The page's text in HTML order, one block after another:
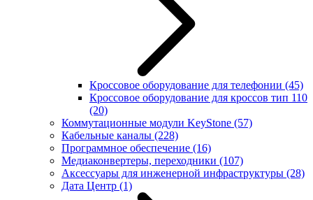
Кроссовое оборудование для телефонии (45)
Кроссовое оборудование для кроссов тип 110
(20)
Коммутационные модули KeyStone (57)
Кабельные каналы (228)
Программное обеспечение (16)
Медиаконвертеры, переходники (107)
Аксессуары для инженерной инфраструктуры (28)
Дата Центр (1)